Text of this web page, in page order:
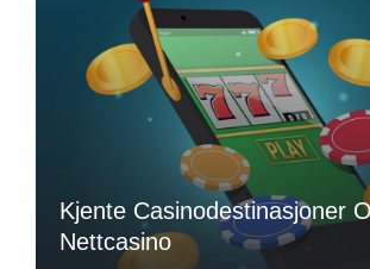
Kjente Casinodestinasjoner
Nettcasino